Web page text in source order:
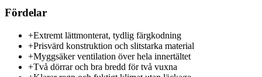
Fördelar
+Extremt lättmonterat, tydlig färgkodning
+Prisvärd konstruktion och slitstarka material
+Myggsäker ventilation över hela innertältet
+Två dörrar och bra bredd för två vuxna